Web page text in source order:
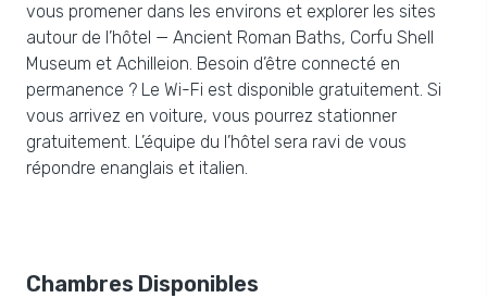
vous promener dans les environs et explorer les sites
autour de l’hôtel — Ancient Roman Baths, Corfu Shell
Museum et Achilleion. Besoin d’être connecté en
permanence ? Le Wi-Fi est disponible gratuitement. Si
vous arrivez en voiture, vous pourrez stationner
gratuitement. L’équipe du l’hôtel sera ravi de vous
répondre enanglais et italien.
Chambres Disponibles